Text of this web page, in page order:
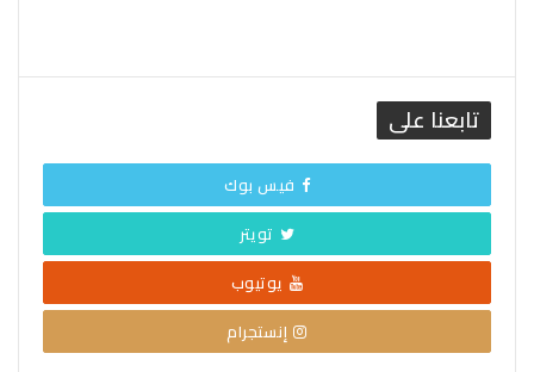
تابعنا على
فيس بوك
تويتر
يوتيوب
إنستجرام